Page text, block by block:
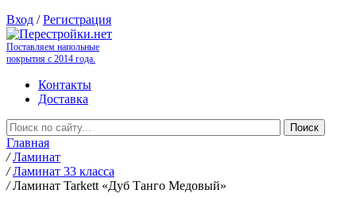
Вход /Регистрация
Поставляем напольные
покрытия с 2014 года.
Контакты
Доставка
Главная
/ Ламинат
/ Ламинат 33 класса
/ Ламинат Tarkett «Дуб Танго Медовый»